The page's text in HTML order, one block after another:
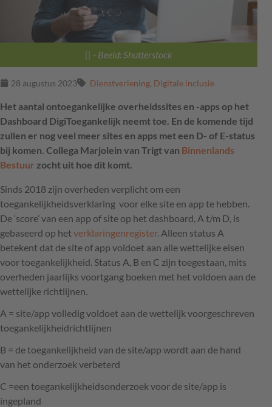
|| - Beeld: Shutterstock
28 augustus 2023 Dienstverlening, Digitale inclusie
Het aantal ontoegankelijke overheidssites en -apps op het
Dashboard DigiToegankelijk neemt toe. En de komende tijd
zullen er nog veel meer sites en apps met een D- of E-status
bij komen. Collega Marjolein van Trigt van Binnenlands
Bestuur zocht uit hoe dit komt.
Sinds 2018 zijn overheden verplicht om een
toegankelijkheidsverklaring voor elke site en app te hebben.
De ‘score’ van een app of site op het dashboard, A t/m D, is
gebaseerd op het verklaringenregister. Alleen status A
betekent dat de site of app voldoet aan alle wettelijke eisen
voor toegankelijkheid. Status A, B en C zijn toegestaan, mits
overheden jaarlijks voortgang boeken met het voldoen aan de
wettelijke richtlijnen.
A = site/app volledig voldoet aan de wettelijk voorgeschreven
toegankelijkheidrichtlijnen
B = de toegankelijkheid van de site/app wordt aan de hand
van het onderzoek verbeterd
C =een toegankelijkheidsonderzoek voor de site/app is
ingepland